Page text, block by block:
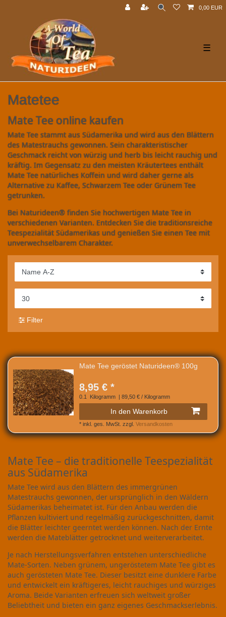
0,00 EUR
☰
Matetee
Mate Tee online kaufen
Mate Tee stammt aus Südamerika und wird aus den Blättern
des Matestrauchs gewonnen. Sein charakteristischer
Geschmack reicht von würzig und herb bis leicht rauchig und
kräftig. Im Gegensatz zu den meisten Kräutertees enthält
Mate Tee natürliches Koffein und wird daher gerne als
Alternative zu Kaffee, Schwarzem Tee oder Grünem Tee
getrunken.
Bei Naturideen® finden Sie hochwertigen Mate Tee in
verschiedenen Varianten. Entdecken Sie die traditionsreiche
Teespezialität Südamerikas und genießen Sie einen Tee mit
unverwechselbarem Charakter.
Filter
Mate Tee geröstet Naturideen® 100g
8,95 € *
0.1 Kilogramm | 89,50 € / Kilogramm
In den Warenkorb
* inkl. ges. MwSt. zzgl. Versandkosten
Mate Tee – die traditionelle Teespezialität
aus Südamerika
Mate Tee wird aus den Blättern des immergrünen
Matestrauchs gewonnen, der ursprünglich in den Wäldern
Südamerikas beheimatet ist. Für den Anbau werden die
Pflanzen kultiviert und regelmäßig zurückgeschnitten, damit
die Blätter leichter geerntet werden können. Nach der Ernte
werden die Mateblätter getrocknet und weiterverarbeitet.
Je nach Herstellungsverfahren entstehen unterschiedliche
Mate-Sorten. Neben grünem, ungeröstetem Mate Tee gibt es
auch gerösteten Mate Tee. Dieser besitzt eine dunklere Farbe
und entwickelt ein kräftigeres, leicht rauchiges und würziges
Aroma. Beide Varianten erfreuen sich weltweit großer
Beliebtheit und bieten ein ganz eigenes Geschmackserlebnis.